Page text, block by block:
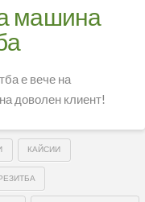
машина
е вече на
доволен клиент!
КАЙСИИ